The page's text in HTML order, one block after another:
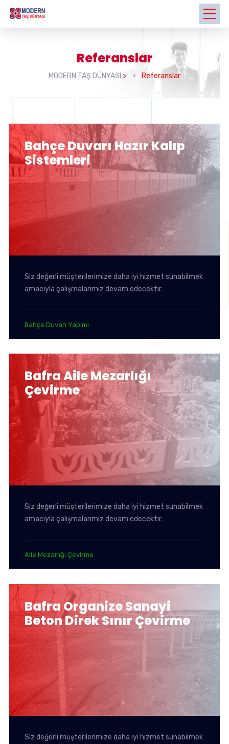
Referanslar
MODERN TAŞ DÜNYASI > Referanslar
Bahçe Duvarı Hazır Kalıp
Sistemleri
Siz değerli müşterilerimize daha iyi hizmet sunabilmek
amacıyla çalışmalarımız devam edecektir.
Bahçe Duvarı Yapımı
Bafra Aile Mezarlığı
Çevirme
Siz değerli müşterilerimize daha iyi hizmet sunabilmek
amacıyla çalışmalarımız devam edecektir.
Aile Mezarlığı Çevirme
Bafra Organize Sanayi
Beton Direk Sınır Çevirme
Siz değerli müşterilerimize daha iyi hizmet sunabilmek